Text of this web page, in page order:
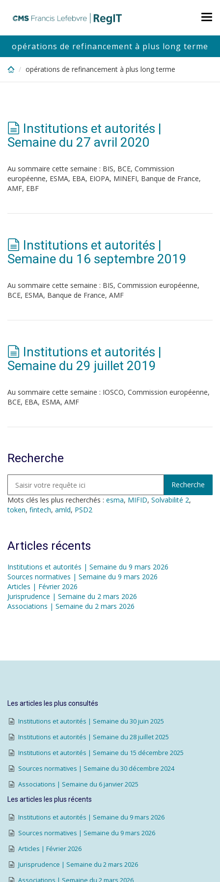
content
opérations de refinancement à plus long terme
opérations de refinancement à plus long terme
Institutions et autorités |
Semaine du 27 avril 2020
Au sommaire cette semaine : BIS, BCE, Commission
européenne, ESMA, EBA, EIOPA, MINEFI, Banque de France,
AMF, EBF
Institutions et autorités |
Semaine du 16 septembre 2019
Au sommaire cette semaine : BIS, Commission européenne,
BCE, ESMA, Banque de France, AMF
Institutions et autorités |
Semaine du 29 juillet 2019
Au sommaire cette semaine : IOSCO, Commission européenne,
BCE, EBA, ESMA, AMF
Recherche
Mots clés les plus recherchés : esma, MIFID, Solvabilité 2,
token, fintech, amld, PSD2
Articles récents
Institutions et autorités | Semaine du 9 mars 2026
Sources normatives | Semaine du 9 mars 2026
Articles | Février 2026
Jurisprudence | Semaine du 2 mars 2026
Associations | Semaine du 2 mars 2026
Les articles les plus consultés
Institutions et autorités | Semaine du 30 juin 2025
Institutions et autorités | Semaine du 28 juillet 2025
Institutions et autorités | Semaine du 15 décembre 2025
Sources normatives | Semaine du 30 décembre 2024
Associations | Semaine du 6 janvier 2025
Les articles les plus récents
Institutions et autorités | Semaine du 9 mars 2026
Sources normatives | Semaine du 9 mars 2026
Articles | Février 2026
Jurisprudence | Semaine du 2 mars 2026
Associations | Semaine du 2 mars 2026